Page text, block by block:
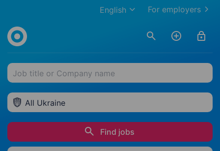
For employers
English
Job title or Company name
All Ukraine
Find jobs